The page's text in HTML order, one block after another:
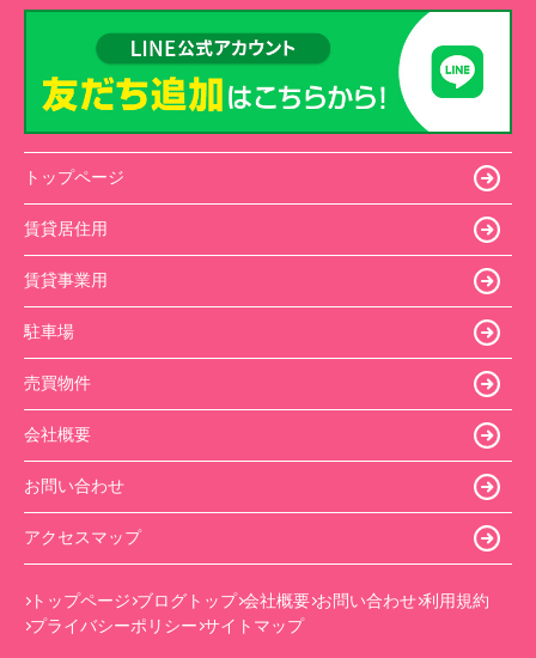
トップページ
賃貸居住用
賃貸事業用
駐車場
売買物件
会社概要
お問い合わせ
アクセスマップ
トップページ ブログトップ 会社概要 お問い合わせ 利用規約
プライバシーポリシー サイトマップ